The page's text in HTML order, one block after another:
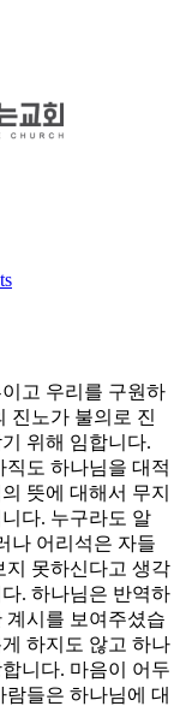
고 우리를 구원하
진노가 불의로 진
위해 임합니다.
도 하나님을 대적
뜻에 대해서 무지
다. 누구라도 알
나 어리석은 자들
지 못하신다고 생각
. 하나님은 반역하
계시를 보여주셨습
하지도 않고 하나
니다. 마음이 어두
들은 하나님에 대